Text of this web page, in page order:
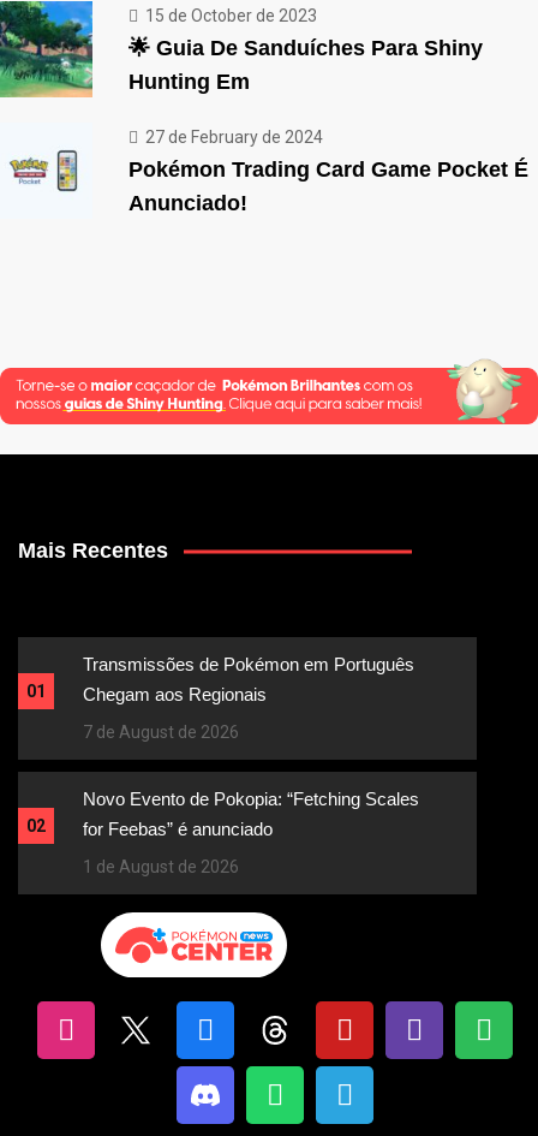
15 de October de 2023
🌟 Guia De Sanduíches Para Shiny
Hunting Em
27 de February de 2024
Pokémon Trading Card Game Pocket É
Anunciado!
Mais Recentes
01
Transmissões de Pokémon em Português
Chegam aos Regionais
7 de August de 2026
02
Novo Evento de Pokopia: “Fetching Scales
for Feebas” é anunciado
1 de August de 2026